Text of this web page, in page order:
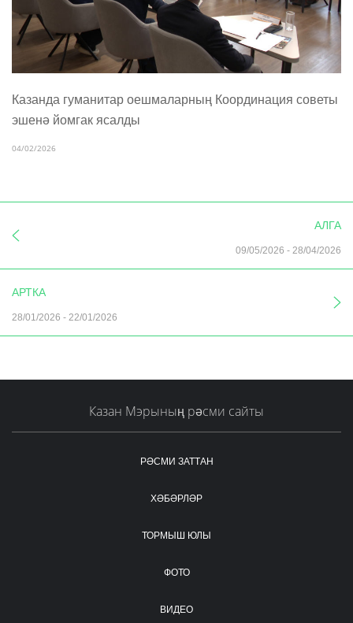
Казанда гуманитар оешмаларның Координация советы
эшенә йомгак ясалды
04/02/2026
АЛГА
09/05/2026 - 28/04/2026
АРТКА
28/01/2026 - 22/01/2026
Казан Мэрының рәсми сайты
РӘСМИ ЗАТТАН
ХӘБӘРЛӘР
ТОРМЫШ ЮЛЫ
ФОТО
ВИДЕО